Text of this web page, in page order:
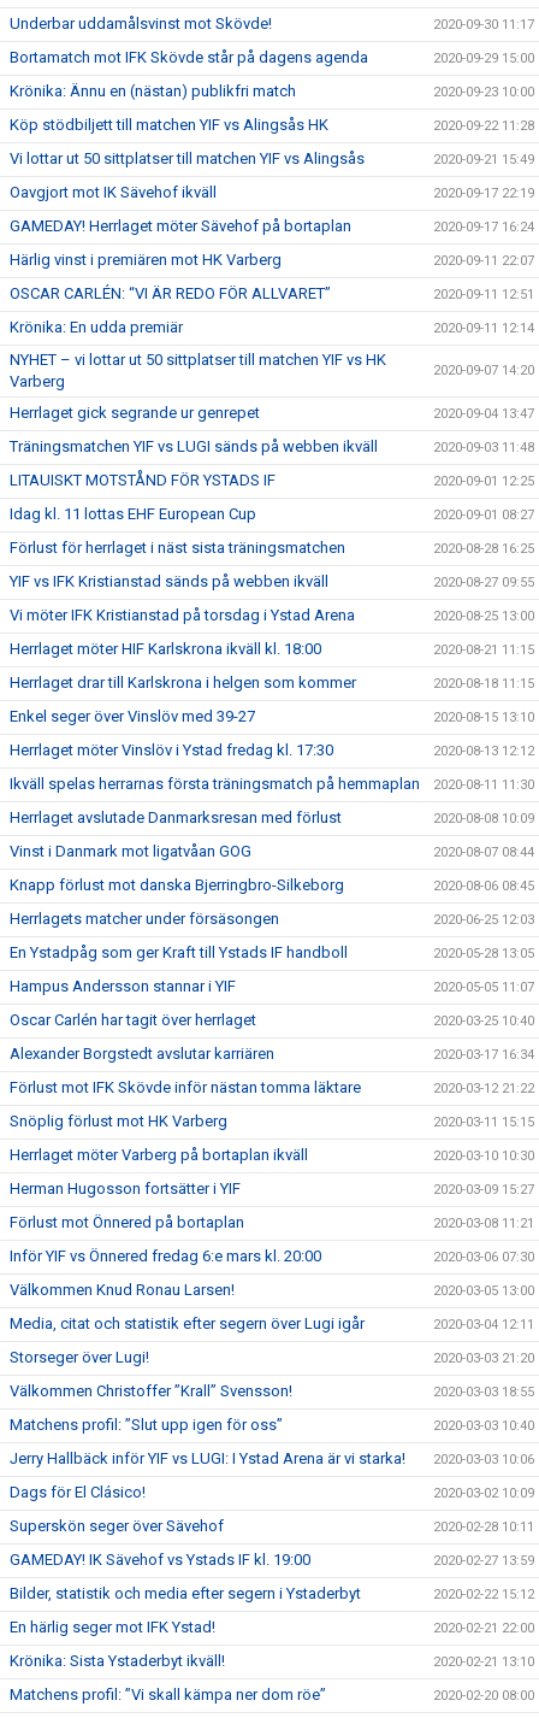
Underbar uddamålsvinst mot Skövde! 2020-09-30 11:17
Bortamatch mot IFK Skövde står på dagens agenda 2020-09-29 15:00
Krönika: Ännu en (nästan) publikfri match 2020-09-23 10:00
Köp stödbiljett till matchen YIF vs Alingsås HK 2020-09-22 11:28
Vi lottar ut 50 sittplatser till matchen YIF vs Alingsås 2020-09-21 15:49
Oavgjort mot IK Sävehof ikväll 2020-09-17 22:19
GAMEDAY! Herrlaget möter Sävehof på bortaplan 2020-09-17 16:24
Härlig vinst i premiären mot HK Varberg 2020-09-11 22:07
OSCAR CARLÉN: “VI ÄR REDO FÖR ALLVARET” 2020-09-11 12:51
Krönika: En udda premiär 2020-09-11 12:14
NYHET – vi lottar ut 50 sittplatser till matchen YIF vs HK
Varberg
2020-09-07 14:20
Herrlaget gick segrande ur genrepet 2020-09-04 13:47
Träningsmatchen YIF vs LUGI sänds på webben ikväll 2020-09-03 11:48
LITAUISKT MOTSTÅND FÖR YSTADS IF 2020-09-01 12:25
Idag kl. 11 lottas EHF European Cup 2020-09-01 08:27
Förlust för herrlaget i näst sista träningsmatchen 2020-08-28 16:25
YIF vs IFK Kristianstad sänds på webben ikväll 2020-08-27 09:55
Vi möter IFK Kristianstad på torsdag i Ystad Arena 2020-08-25 13:00
Herrlaget möter HIF Karlskrona ikväll kl. 18:00 2020-08-21 11:15
Herrlaget drar till Karlskrona i helgen som kommer 2020-08-18 11:15
Enkel seger över Vinslöv med 39-27 2020-08-15 13:10
Herrlaget möter Vinslöv i Ystad fredag kl. 17:30 2020-08-13 12:12
Ikväll spelas herrarnas första träningsmatch på hemmaplan 2020-08-11 11:30
Herrlaget avslutade Danmarksresan med förlust 2020-08-08 10:09
Vinst i Danmark mot ligatvåan GOG 2020-08-07 08:44
Knapp förlust mot danska Bjerringbro-Silkeborg 2020-08-06 08:45
Herrlagets matcher under försäsongen 2020-06-25 12:03
En Ystadpåg som ger Kraft till Ystads IF handboll 2020-05-28 13:05
Hampus Andersson stannar i YIF 2020-05-05 11:07
Oscar Carlén har tagit över herrlaget 2020-03-25 10:40
Alexander Borgstedt avslutar karriären 2020-03-17 16:34
Förlust mot IFK Skövde inför nästan tomma läktare 2020-03-12 21:22
Snöplig förlust mot HK Varberg 2020-03-11 15:15
Herrlaget möter Varberg på bortaplan ikväll 2020-03-10 10:30
Herman Hugosson fortsätter i YIF 2020-03-09 15:27
Förlust mot Önnered på bortaplan 2020-03-08 11:21
Inför YIF vs Önnered fredag 6:e mars kl. 20:00 2020-03-06 07:30
Välkommen Knud Ronau Larsen! 2020-03-05 13:00
Media, citat och statistik efter segern över Lugi igår 2020-03-04 12:11
Storseger över Lugi! 2020-03-03 21:20
Välkommen Christoffer ”Krall” Svensson! 2020-03-03 18:55
Matchens profil: ”Slut upp igen för oss” 2020-03-03 10:40
Jerry Hallbäck inför YIF vs LUGI: I Ystad Arena är vi starka! 2020-03-03 10:06
Dags för El Clásico! 2020-03-02 10:09
Superskön seger över Sävehof 2020-02-28 10:11
GAMEDAY! IK Sävehof vs Ystads IF kl. 19:00 2020-02-27 13:59
Bilder, statistik och media efter segern i Ystaderbyt 2020-02-22 15:12
En härlig seger mot IFK Ystad! 2020-02-21 22:00
Krönika: Sista Ystaderbyt ikväll! 2020-02-21 13:10
Matchens profil: ”Vi skall kämpa ner dom röe” 2020-02-20 08:00